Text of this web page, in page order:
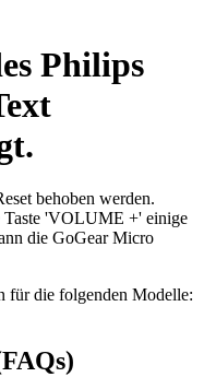
Philips
behoben werden.
Taste 'VOLUME +' einige
die GoGear Micro
für die folgenden Modelle: